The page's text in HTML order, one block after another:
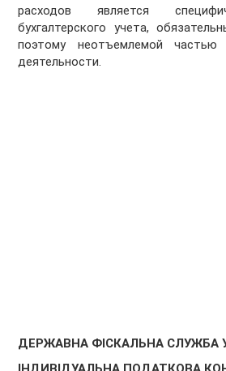
расходов является
бухгалтерского учета,
поэтому неотъемлемой частью
деятельности.
ДЕРЖАВНА ФІСКАЛЬНА СЛУЖБА